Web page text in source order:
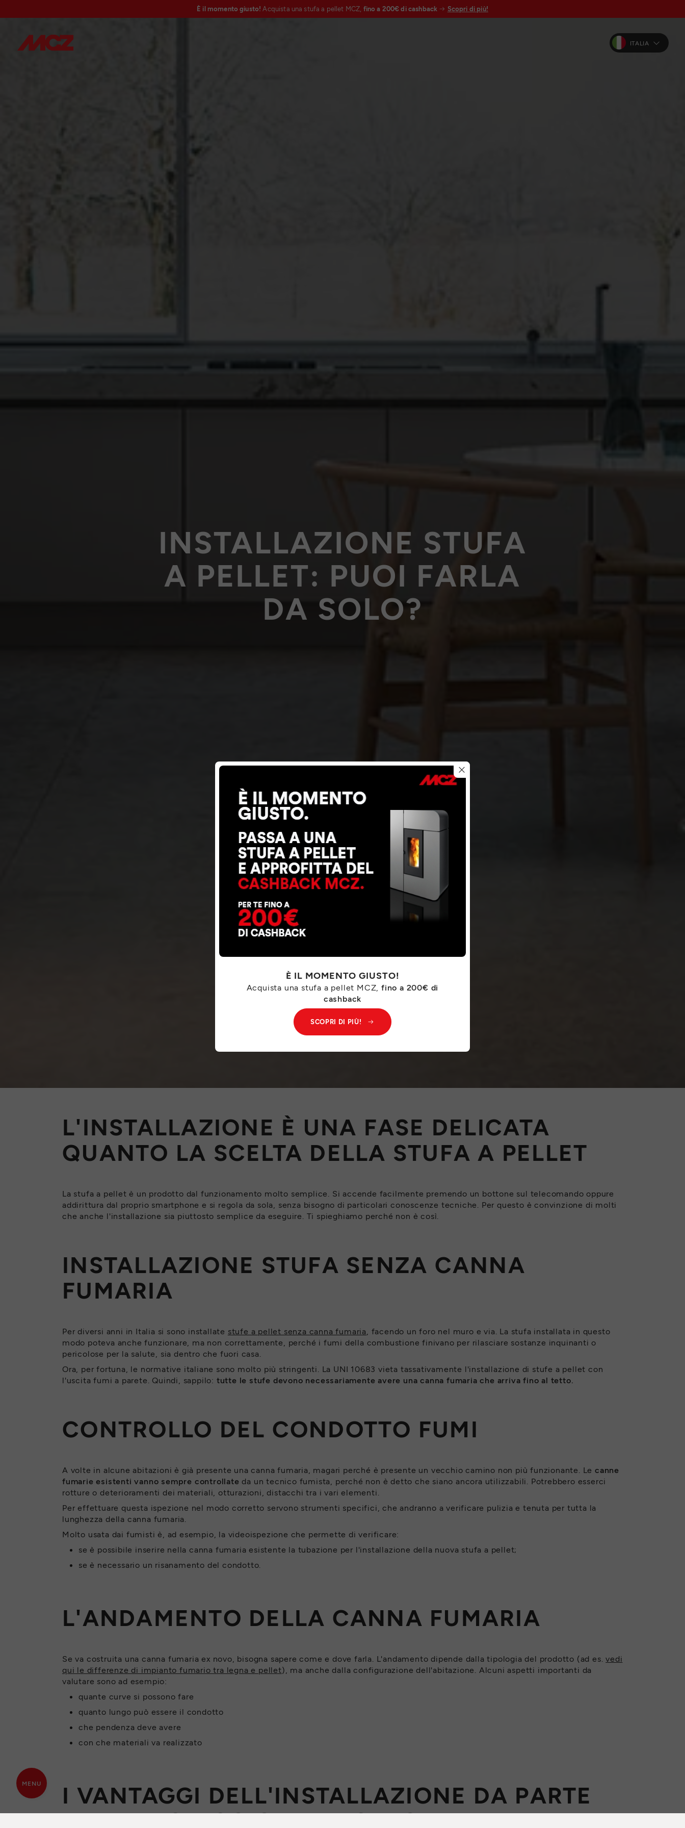
È il momento giusto! Acquista una stufa a pellet MCZ, fino a 200€ di cashback Scopri di più!
ITALIA
INSTALLAZIONE STUFA
A PELLET: PUOI FARLA
DA SOLO?
L'INSTALLAZIONE È UNA FASE DELICATA
QUANTO LA SCELTA DELLA STUFA A PELLET
La stufa a pellet è un prodotto dal funzionamento molto semplice. Si accende facilmente premendo un bottone sul telecomando oppure
addirittura dal proprio smartphone e si regola da sola, senza bisogno di particolari conoscenze tecniche. Per questo è convinzione di molti
che anche l'installazione sia piuttosto semplice da eseguire. Ti spieghiamo perché non è così.
INSTALLAZIONE STUFA SENZA CANNA
FUMARIA
Per diversi anni in Italia si sono installate stufe a pellet senza canna fumaria
, facendo un foro nel muro e via. La stufa installata in questo
modo poteva anche funzionare, ma non correttamente, perché i fumi della combustione finivano per rilasciare sostanze inquinanti o
pericolose per la salute, sia dentro che fuori casa.
Ora, per fortuna, le normative italiane sono molto più stringenti. La UNI 10683 vieta tassativamente l'installazione di stufe a pellet con
l'uscita fumi a parete. Quindi, sappilo: tutte le stufe devono necessariamente avere una canna fumaria che arriva fino al tetto.
CONTROLLO DEL CONDOTTO FUMI
A volte in alcune abitazioni è già presente una canna fumaria, magari perché è presente un vecchio camino non più funzionante. Lecanne
fumarie esistenti vanno sempre controllate da un tecnico fumista, perché non è detto che siano ancora utilizzabili. Potrebbero esserci
rotture o deterioramenti dei materiali, otturazioni, distacchi tra i vari elementi.
Per effettuare questa ispezione nel modo corretto servono strumenti specifici, che andranno a verificare pulizia e tenuta per tutta la
lunghezza della canna fumaria.
Molto usata dai fumisti è, ad esempio, la videoispezione che permette di verificare:
se è possibile inserire nella canna fumaria esistente la tubazione per l'installazione della nuova stufa a pellet;
se è necessario un risanamento del condotto.
L'ANDAMENTO DELLA CANNA FUMARIA
Se va costruita una canna fumaria ex novo, bisogna sapere come e dove farla. L'andamento dipende dalla tipologia del prodotto (ad es.vedi
qui le differenze di impianto fumario tra legna e pellet), ma anche dalla configurazione dell'abitazione. Alcuni aspetti importanti da
valutare sono ad esempio:
quante curve si possono fare
quanto lungo può essere il condotto
che pendenza deve avere
con che materiali va realizzato
I VANTAGGI DELL'INSTALLAZIONE DA PARTE
DI UN TECNICO QUALIFICATO
MENU
È IL MOMENTO GIUSTO!
Acquista una stufa a pellet MCZ, fino a 200€ di
cashback
SCOPRI DI PIÙ!